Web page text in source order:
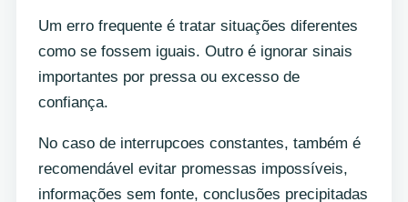
Um erro frequente é tratar situações diferentes
como se fossem iguais. Outro é ignorar sinais
importantes por pressa ou excesso de
confiança.
No caso de interrupcoes constantes, também é
recomendável evitar promessas impossíveis,
informações sem fonte, conclusões precipitadas